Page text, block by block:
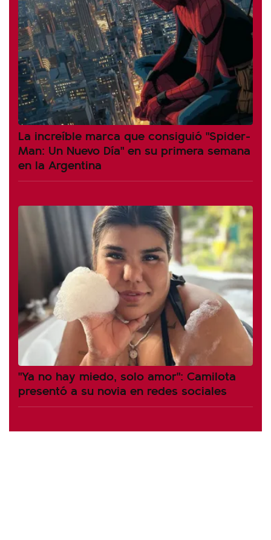
La increíble marca que consiguió "Spider-
Man: Un Nuevo Día" en su primera semana
en la Argentina
"Ya no hay miedo, solo amor": Camilota
presentó a su novia en redes sociales